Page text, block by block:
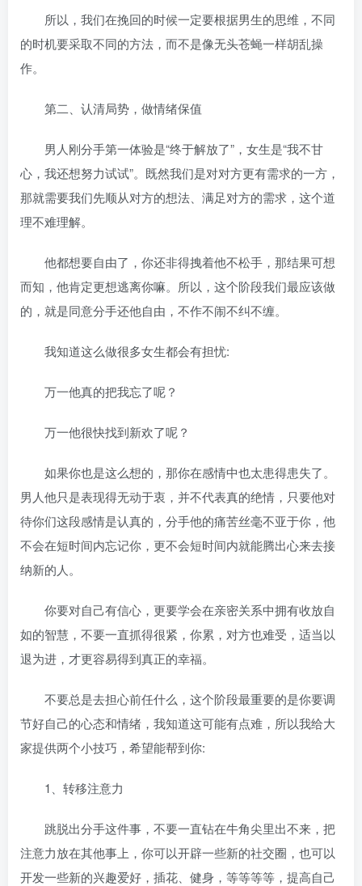
所以，我们在挽回的时候一定要根据男生的思维，不同
的时机要采取不同的方法，而不是像无头苍蝇一样胡乱操
作。
第二、认清局势，做情绪保值
男人刚分手第一体验是“终于解放了”，女生是“我不甘
心，我还想努力试试”。既然我们是对对方更有需求的一方，
那就需要我们先顺从对方的想法、满足对方的需求，这个道
理不难理解。
他都想要自由了，你还非得拽着他不松手，那结果可想
而知，他肯定更想逃离你嘛。所以，这个阶段我们最应该做
的，就是同意分手还他自由，不作不闹不纠不缠。
我知道这么做很多女生都会有担忧:
万一他真的把我忘了呢？
万一他很快找到新欢了呢？
如果你也是这么想的，那你在感情中也太患得患失了。
男人他只是表现得无动于衷，并不代表真的绝情，只要他对
待你们这段感情是认真的，分手他的痛苦丝毫不亚于你，他
不会在短时间内忘记你，更不会短时间内就能腾出心来去接
纳新的人。
你要对自己有信心，更要学会在亲密关系中拥有收放自
如的智慧，不要一直抓得很紧，你累，对方也难受，适当以
退为进，才更容易得到真正的幸福。
不要总是去担心前任什么，这个阶段最重要的是你要调
节好自己的心态和情绪，我知道这可能有点难，所以我给大
家提供两个小技巧，希望能帮到你:
1、转移注意力
跳脱出分手这件事，不要一直钻在牛角尖里出不来，把
注意力放在其他事上，你可以开辟一些新的社交圈，也可以
开发一些新的兴趣爱好，插花、健身，等等等等，提高自己